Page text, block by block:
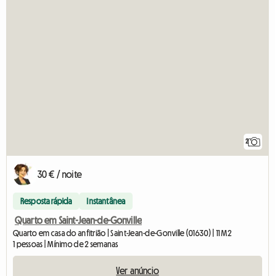
2
30 € / noite
Resposta rápida Instantânea
Quarto em Saint-Jean-de-Gonville
Quarto em casa do anfitrião | Saint-Jean-de-Gonville (01630) | 11 M2
1 pessoas | Mínimo de 2 semanas
Ver anúncio